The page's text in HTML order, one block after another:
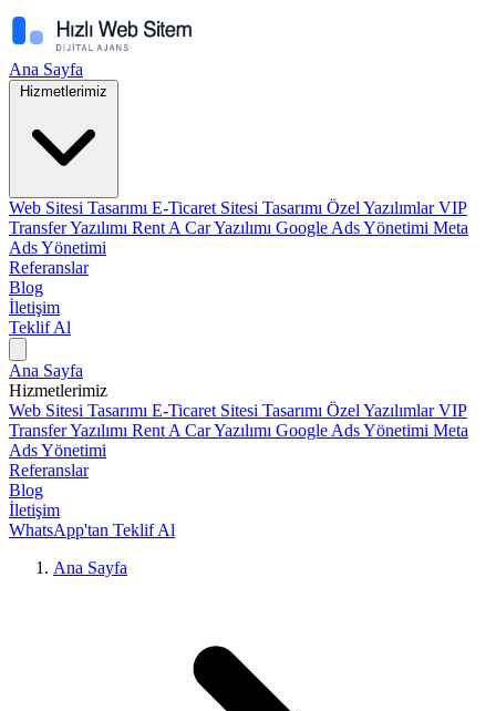
Ana Sayfa
Hizmetlerimiz
Web Sitesi Tasarımı E-Ticaret Sitesi Tasarımı Özel YazılımlarVIP
Transfer Yazılımı Rent A Car Yazılımı Google Ads Yönetimi Meta
Ads Yönetimi
Referanslar
Blog
İletişim
Teklif Al
Ana Sayfa
Hizmetlerimiz
Web Sitesi Tasarımı E-Ticaret Sitesi Tasarımı Özel YazılımlarVIP
Transfer Yazılımı Rent A Car Yazılımı Google Ads Yönetimi Meta
Ads Yönetimi
Referanslar
Blog
İletişim
WhatsApp'tan Teklif Al
Ana Sayfa